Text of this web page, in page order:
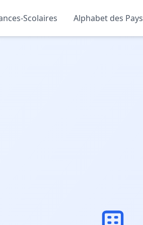
Scolaires Alphabet des Pays